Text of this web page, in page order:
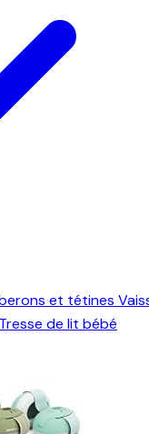
et tétines
Tresse de lit bébé